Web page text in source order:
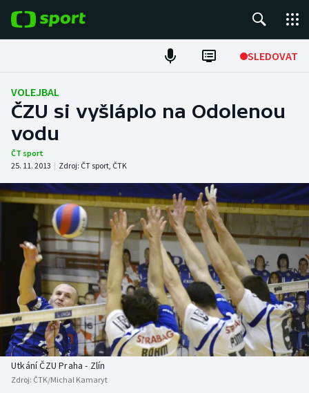
SLEDOVAT
Fotbal
Hokej
Tenis
Atletika
Cyklistika
DALŠÍ SPORTY
Americký fotbal
Baseball a softbal
Basketbal
Biatlon
NEPŘEHLÉDNĚTE
Soutěže
Historické návraty
Aplikace ČT sport
VOLEJBAL
ČZU si vyšláplo na Odolenou
vodu
ČT sport
25. 11. 2013 | Zdroj: ČT sport, ČTK
Utkání ČZU Praha - Zlín
Zdroj: ČTK/Michal Kamaryt